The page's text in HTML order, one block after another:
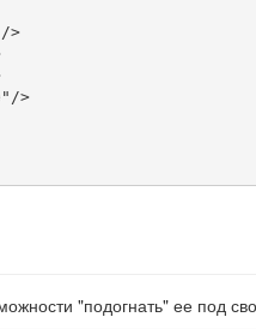
"подогнать" ее под